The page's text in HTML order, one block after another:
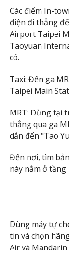
Các điểm In-
điện đi thẳng
Airport Taipei
Taoyuan
có.
Taxi: Đến ga
Taipei Main
MRT: Dừng tại
thẳng qua ga
dẫn đến "Tao
Đến nơi, tìm
này nằm ở tầng
Dùng máy tự
tin và chọn
Air và Mandarin